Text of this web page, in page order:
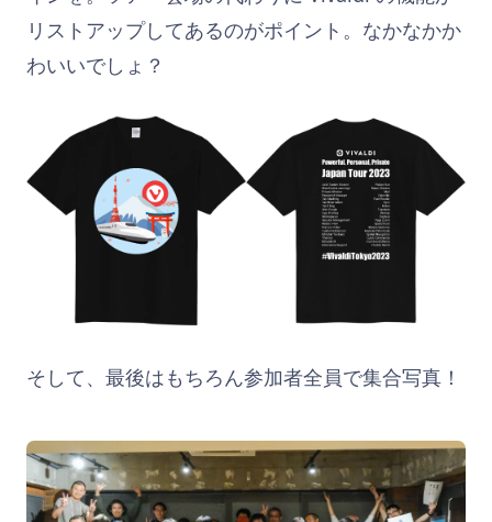
リストアップしてあるのがポイント。なかなかか
わいいでしょ？
そして、最後はもちろん参加者全員で集合写真！